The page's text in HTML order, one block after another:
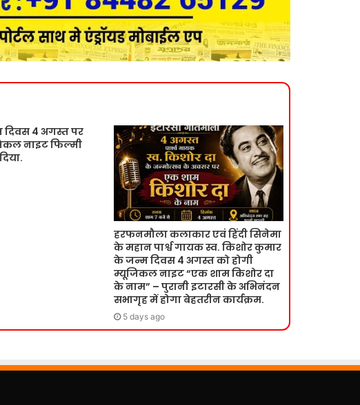
दिवस 4 अगस्त पर
नाइट फिल्मी
हरफनमौला कलाकार एवं हिंदी सिनेमा
के महान पार्श्व गायक स्व. किशोर कुमार
के जन्म दिवस 4 अगस्त को होगी
म्यूजिकल नाइट “एक शाम किशोर दा
के नाम” – पुरानी इटारसी के अभिनंदन
सभागृह में होगा बेहतरीन कार्यक्रम.
5 days ago